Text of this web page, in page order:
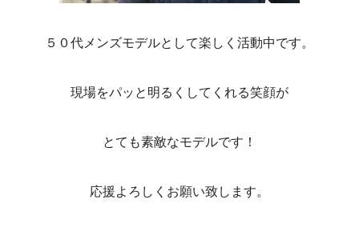
５０代メンズモデルとして楽しく活動中です。
現場をパッと明るくしてくれる笑顔が
とても素敵なモデルです！
応援よろしくお願い致します。